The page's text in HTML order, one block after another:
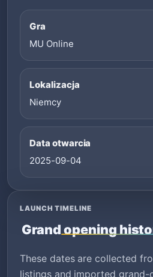
Gra
MU Online
Lokalizacja
Niemcy
Data otwarcia
2025-09-04
LAUNCH TIMELINE
Grand opening
These dates are collected
listings and imported grand-